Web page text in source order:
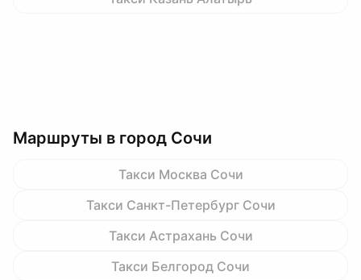
Маршруты в город Сочи
Такси Москва Сочи
Такси Санкт-Петербург Сочи
Такси Астрахань Сочи
Такси Белгород Сочи